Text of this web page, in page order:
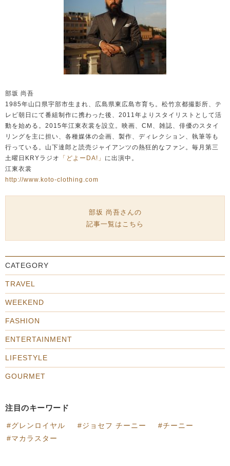
部坂 尚吾
1985年山口県宇部市生まれ、広島県東広島市育ち。松竹京都撮影所、テ
レビ朝日にて番組制作に携わった後、2011年よりスタイリストとして活
動を始める。2015年江東衣裳を設立。映画、CM、雑誌、俳優のスタイ
リングを主に担い、各種媒体の企画、製作、ディレクション、執筆等も
行っている。山下達郎と読売ジャイアンツの熱狂的なファン。毎月第三
土曜日KRYラジオ
「どよーDA!」 に出演中。
江東衣裳
http://www.koto-clothing.com
部坂 尚吾さんの
記事一覧はこちら
CATEGORY
TRAVEL
WEEKEND
FASHION
ENTERTAINMENT
LIFESTYLE
GOURMET
注目のキーワード
グレンロイヤル ジョセフ チーニー
チーニー
マカラスター